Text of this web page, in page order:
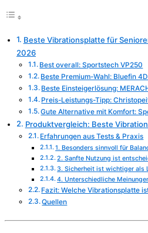
Beste Vibrationsplatte für
2026
Best overall: Sportstech VP250
Beste Premium-Wahl: Bluefin
Beste Einsteigerlösung:
Preis-Leistungs-Tipp:
Gute Alternative mit Komfort:
Produktvergleich: Beste
Erfahrungen aus Tests & Praxis
1. Besonders sinnvoll für
2. Sanfte Nutzung ist
3. Sicherheit ist wichtiger als
4. Unterschiedliche
Fazit: Welche Vibrationsplatte
Quellen